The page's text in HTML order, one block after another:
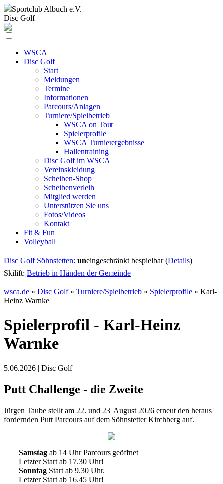
Sportclub Albuch e.V.
Disc Golf
WSCA
Disc Golf
Start
Meldungen
Termine
Informationen
Parcours/Anlagen
Turniere/Spielbetrieb
WSCA on Tour
Spielerprofile
WSCA Turnierergebnisse
Hallentraining
Disc Golf im WSCA
Vereinskleidung
Scheiben-Shop
Scheibenverleih
Mitglied werden
Unterstützen Sie uns
Fotos/Videos
Kontakt
Fit & Fun
Volleyball
Disc Golf Söhnstetten: uneingeschränkt bespielbar (Details)
Skilift: Betrieb in Händen der Gemeinde
wsca.de » Disc Golf» Turniere/Spielbetrieb » Spielerprofile » Karl-
Heinz Warnke
Spielerprofil - Karl-Heinz
Warnke
5.06.2026 | Disc Golf
Putt Challenge - die Zweite
Jürgen Taube stellt am 22. und 23. August 2026 erneut den heraus
fordernden Putt Parcours auf dem Söhnstetter Kirchberg auf.
Samstag ab 14 Uhr Parcours geöffnet
Letzter Start ab 17.30 Uhr!
Sonntag Start ab 9.30 Uhr.
Letzter Start ab 16.45 Uhr!